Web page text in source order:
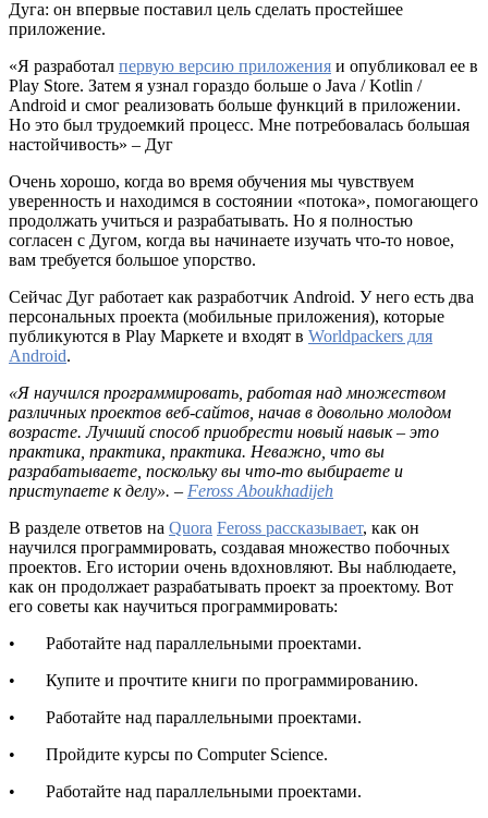
Дуга: он впервые поставил цель сделать простейшее
приложение.
«Я разработал первую версию приложения и опубликовал ее в
Play Store. Затем я узнал гораздо больше о Java / Kotlin /
Android и смог реализовать больше функций в приложении.
Но это был трудоемкий процесс. Мне потребовалась большая
настойчивость» – Дуг
Очень хорошо, когда во время обучения мы чувствуем
уверенность и находимся в состоянии «потока», помогающего
продолжать учиться и разрабатывать. Но я полностью
согласен с Дугом, когда вы начинаете изучать что-то новое,
вам требуется большое упорство.
Сейчас Дуг работает как разработчик Android. У него есть два
персональных проекта (мобильные приложения), которые
публикуются в Play Маркете и входят в Worldpackers для
Android.
«Я научился программировать, работая над множеством
различных проектов веб-сайтов, начав в довольно молодом
возрасте. Лучший способ приобрести новый навык – это
практика, практика, практика. Неважно, что вы
разрабатываете, поскольку вы что-то выбираете и
приступаете к делу». – Feross Aboukhadijeh
В разделе ответов на Quora Feross рассказывает, как он
научился программировать, создавая множество побочных
проектов. Его истории очень вдохновляют. Вы наблюдаете,
как он продолжает разрабатывать проект за проектому. Вот
его советы как научиться программировать:
• Работайте над параллельными проектами.
• Купите и прочтите книги по программированию.
• Работайте над параллельными проектами.
• Пройдите курсы по Computer Science.
• Работайте над параллельными проектами.